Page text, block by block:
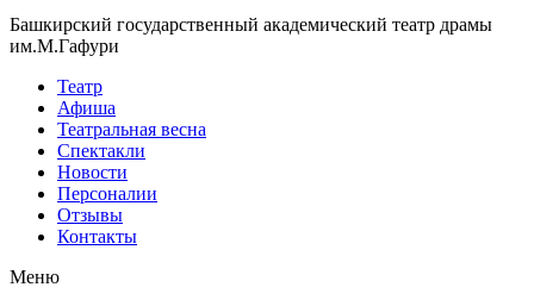
Башкирский государственный академический театр драмы
им.М.Гафури
Театр
Афиша
Театральная весна
Спектакли
Новости
Персоналии
Отзывы
Контакты
Меню